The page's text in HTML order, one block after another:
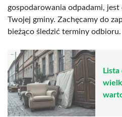
gospodarowania odpadami,
Twojej gminy. Zachęcamy do
bieżąco śledzić terminy odbioru.